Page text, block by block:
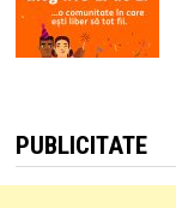
PUBLICITATE